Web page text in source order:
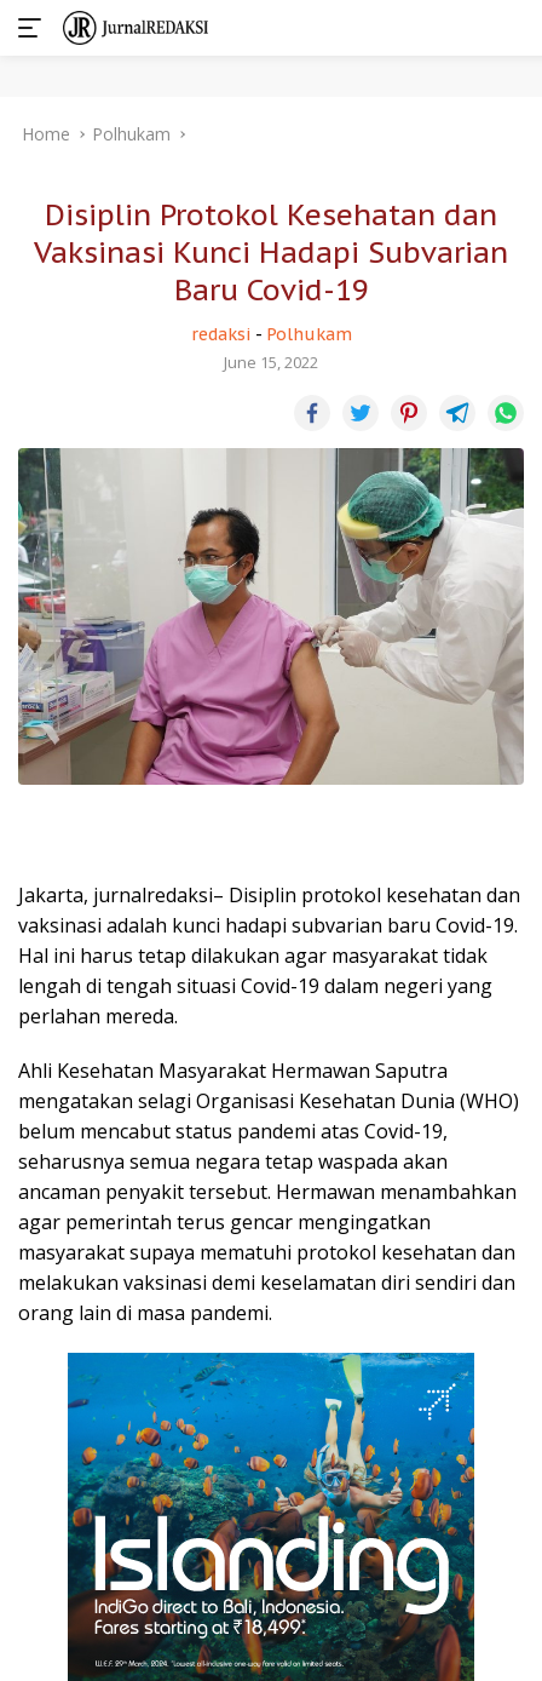
Home Polhukam
Disiplin Protokol Kesehatan dan
Vaksinasi Kunci Hadapi Subvarian
Baru Covid-19
redaksi - Polhukam
June 15, 2022
Jakarta, jurnalredaksi– Disiplin protokol kesehatan dan
vaksinasi adalah kunci hadapi subvarian baru Covid-19.
Hal ini harus tetap dilakukan agar masyarakat tidak
lengah di tengah situasi Covid-19 dalam negeri yang
perlahan mereda.
Ahli Kesehatan Masyarakat Hermawan Saputra
mengatakan selagi Organisasi Kesehatan Dunia (WHO)
belum mencabut status pandemi atas Covid-19,
seharusnya semua negara tetap waspada akan
ancaman penyakit tersebut. Hermawan menambahkan
agar pemerintah terus gencar mengingatkan
masyarakat supaya mematuhi protokol kesehatan dan
melakukan vaksinasi demi keselamatan diri sendiri dan
orang lain di masa pandemi.